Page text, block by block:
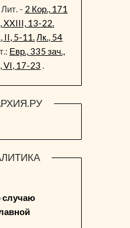
- 2 Кор., 171
XXIII, 13-22.
II, 5-11.Лк., 54
Евр., 335 зач.,
VI, 17-23 .
случаю